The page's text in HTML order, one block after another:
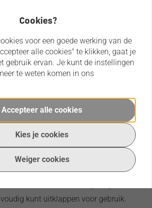
zorgen dat de fietsendrager 3 fietsen kan
is 17 kg en eenvoudig aan de
drager te monteren. De extra fietsgoot
met een dubbele frameklem, u
fiets dan ook vast aan het frame van
Met de Atera oprijgoot kunt u de fietsen
op de fietsendrager rijden. Vooral
oprijgoot:Met de opvouwbare
kunt uitklappen voor gebruik.
Cookies?
voor een goede werking van de
alle cookies" te klikken, gaat je
gebruik ervan. Je kunt de instellingen
te weten komen in ons
Accepteer alle cookies
Kies je cookies
Weiger cookies